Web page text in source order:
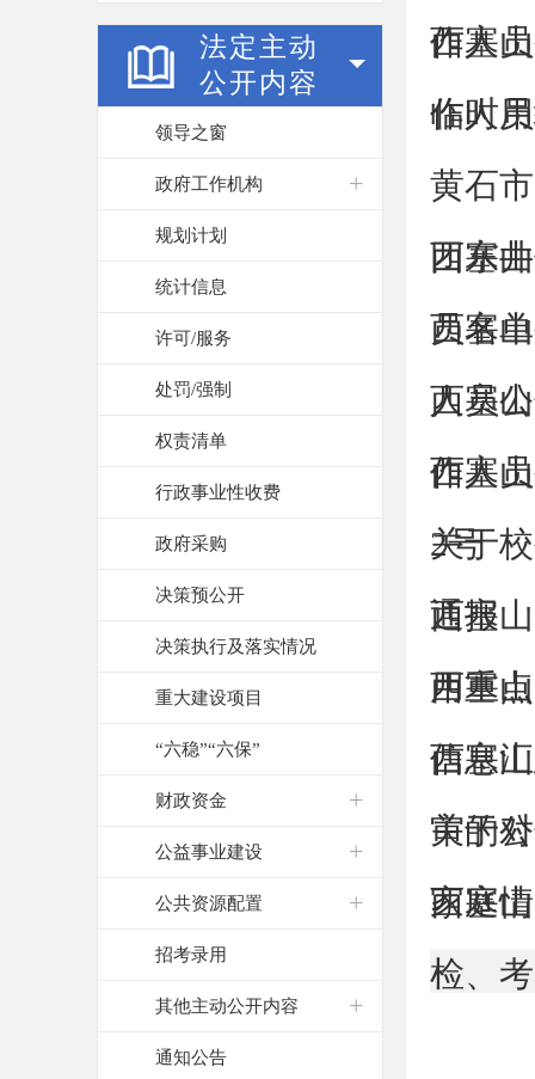
法定主动
公开内容
领导之窗
政府工作机构
规划计划
统计信息
许可/服务
处罚/强制
权责清单
行政事业性收费
政府采购
决策预公开
决策执行及落实情况
重大建设项目
“六稳”“六保”
财政资金
公益事业建设
公共资源配置
招考录用
其他主动公开内容
通知公告
作人
西塞
作人
临时
黄石
团东
西塞
员名
西塞
人员
西塞
作人
西塞
2号
关于
通报
西塞
用重
西塞
信息
西塞
审的
关于
家庭
西塞
检、